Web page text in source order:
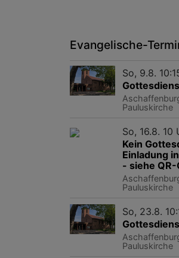
Evangelische-
So, 9.8.
Pauluskirche
So, 16.8. 10
Kein
Einladung
- siehe
Pauluskirche
So, 23.8.
Pauluskirche